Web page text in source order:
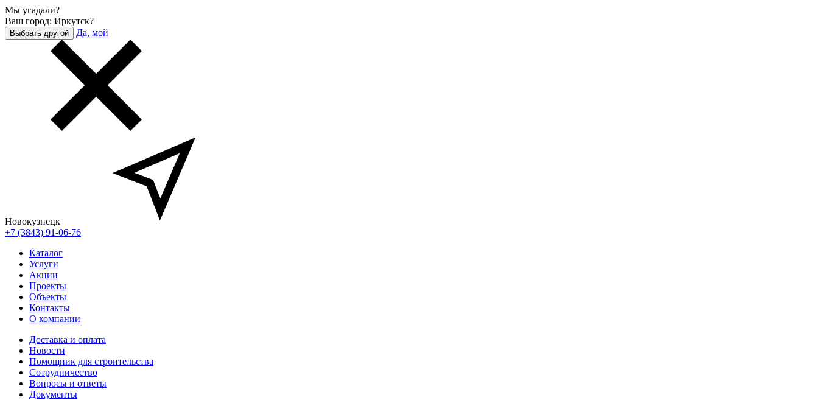
Мы угадали?
Ваш город: Иркутск?
Выбрать другой Да, мой
Новокузнецк
+7 (3843) 91-06-76
Каталог
Услуги
Акции
Проекты
Объекты
Контакты
О компании
Доставка и оплата
Новости
Помощник для строительства
Сотрудничество
Вопросы и ответы
Документы